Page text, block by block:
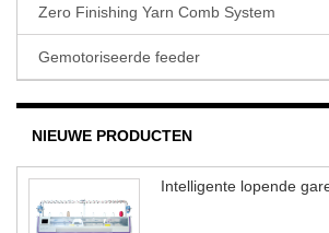
Zero Finishing Yarn Comb System
Gemotoriseerde feeder
NIEUWE PRODUCTEN
Intelligente lopende